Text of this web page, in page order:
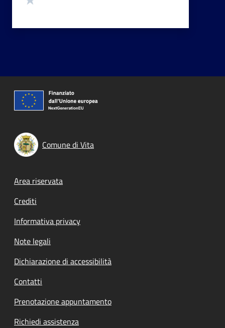
Comune di Vita
Footer menu
Area riservata
Crediti
Informativa privacy
Note legali
Dichiarazione di accessibilità
Contatti
Prenotazione appuntamento
Richiedi assistenza